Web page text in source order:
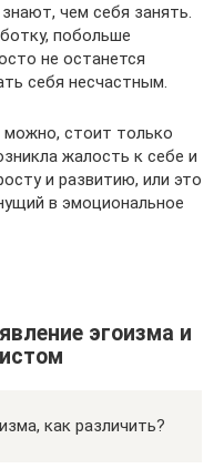
чем себя занять.
побольше
не останется
себя несчастным.
можно, стоит только
жалость к себе и
и развитию, или это
в эмоциональное
эгоизма и
как различить?